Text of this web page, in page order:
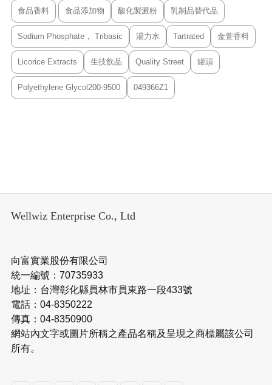
食品香料 食品添加物 酸化製澱粉 乳制品替代品
Sodium Phosphate， Tribasic 湯力水 Tartrated 金萱香料
Licorice Extracts 生技飲品 Quality Street 罐頭
Polyethylene Glycol200-9500 049366Z1
Wellwiz Enterprise Co., Ltd
向富實業股份有限公司
統一編號：70735933
地址：台灣彰化縣員林市員東路一段433號
電話：04-8350222
傳真：04-8350900
網站內文字或圖片所稱之產品名稱及呈現之商標屬該公司
所有。